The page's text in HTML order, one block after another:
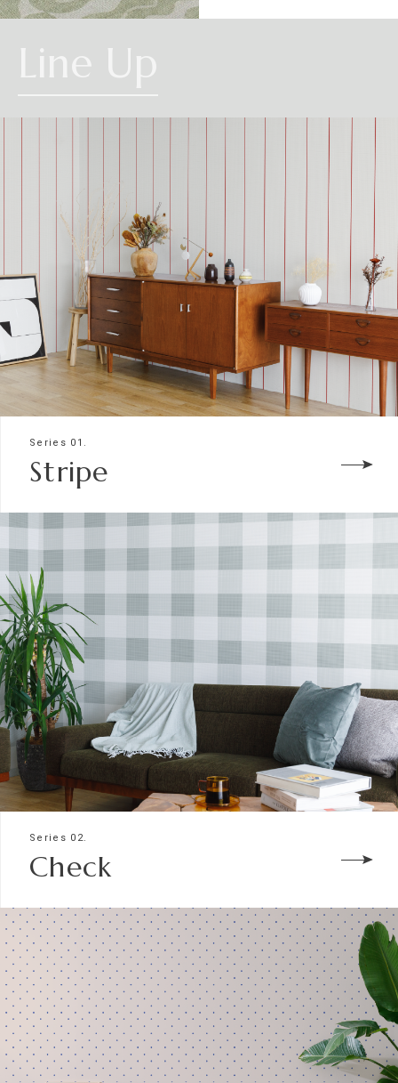
だき、番号をご指定ください。
リピートレスタイプのご注文数量は、本売り(W900mmxH2700mm/本)となり
ますのでご注意ください。
柄合わせを必要とする商品は、要尺が無地系の商品よりも多くなりますので
てください。
| 4.施工費について |
一般ビニル壁紙と比較して加工難易度が冨いため、施工費が割増しになる場
合があります。あらかじめ商品特性や現場の環境などをご確認の上、商品選
択をお願いします．
方
り
準不燃材料※③
※③告示第1401号の厚さが9mm以上の石膏ボード
Line Up
Series 01.
Stripe
Series 02.
Check